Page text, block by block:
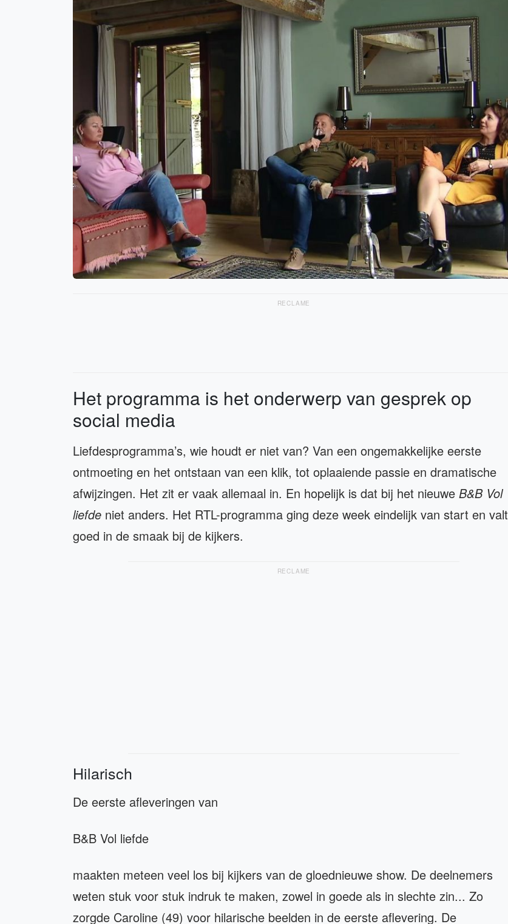
RECLAME
Het programma is het onderwerp van gesprek op
social media
Liefdesprogramma’s, wie houdt er niet van? Van een ongemakkelijke eerste
ontmoeting en het ontstaan van een klik, tot oplaaiende passie en dramatische
afwijzingen. Het zit er vaak allemaal in. En hopelijk is dat bij het nieuwe B&B Vol
liefde niet anders. Het RTL-programma ging deze week eindelijk van start en valt
goed in de smaak bij de kijkers.
RECLAME
Hilarisch
De eerste afleveringen van
B&B Vol liefde
maakten meteen veel los bij kijkers van de gloednieuwe show. De deelnemers
weten stuk voor stuk indruk te maken, zowel in goede als in slechte zin... Zo
zorgde Caroline (49) voor hilarische beelden in de eerste aflevering. De